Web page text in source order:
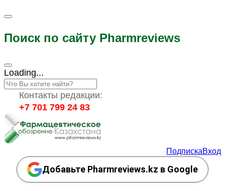
Поиск по сайту Pharmreviews
Loading...
Контакты редакции:
+7 701 799 24 83
ПодпискаВход
Добавьте Pharmreviews.kz в Google